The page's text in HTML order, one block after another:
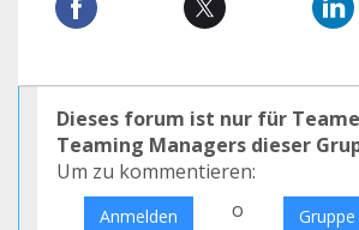
Dieses forum ist nur für
Teaming Managers dieser
Um zu kommentieren:
Anmelden o